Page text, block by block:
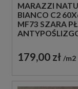
MARAZZI
BIANCO C2
MF73 SZARA
179,00 zł m2